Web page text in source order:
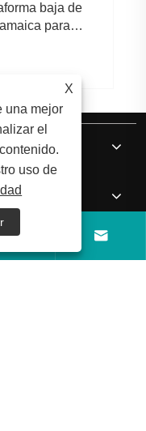
baja de
para

X
una mejor
el
uso de